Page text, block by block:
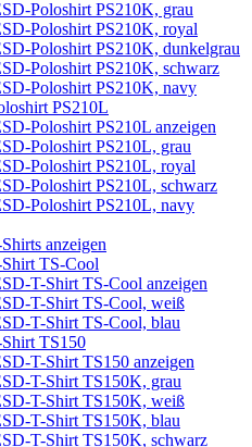
Poloshirt PS210K, grau
Poloshirt PS210K, royal
Poloshirt PS210K, dunkelgrau
Poloshirt PS210K, schwarz
Poloshirt PS210K, navy
PS210L
Poloshirt PS210L anzeigen
Poloshirt PS210L, grau
Poloshirt PS210L, royal
Poloshirt PS210L, schwarz
Poloshirt PS210L, navy
anzeigen
TS-Cool
T-Shirt TS-Cool anzeigen
T-Shirt TS-Cool, weiß
T-Shirt TS-Cool, blau
TS150
T-Shirt TS150 anzeigen
T-Shirt TS150K, grau
T-Shirt TS150K, weiß
T-Shirt TS150K, blau
T-Shirt TS150K, schwarz